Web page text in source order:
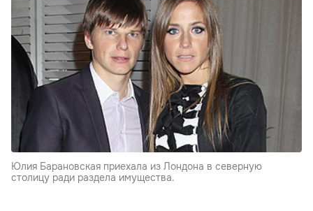
Юлия Барановская приехала из Лондона в северную
столицу ради раздела имущества.